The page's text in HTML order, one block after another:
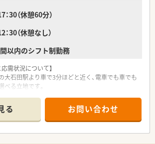
：30（休憩60分）
：30（休憩なし）
以内のシフト制勤務
応需状況について】
大石田駅より車で3分ほどと近く、電車でも車でも
る立地です。
おります。
薬剤師が1名体制で勤務しており、欠員補充のため
急募しています。
る お問い合わせ